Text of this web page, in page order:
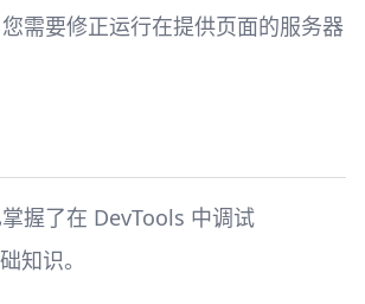
需要修正运行在提供页面的服务器
握了在 DevTools 中调试
知识。